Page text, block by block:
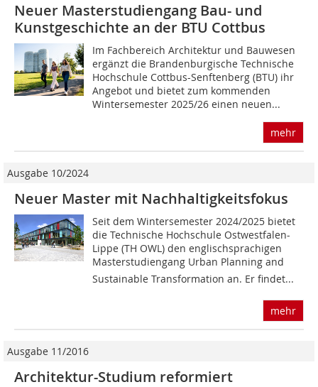
Neuer Masterstudiengang Bau- und
Kunstgeschichte an der BTU Cottbus
Im Fachbereich Architektur und Bauwesen
ergänzt die Brandenburgische Technische
Hochschule Cottbus-Senftenberg (BTU) ihr
Angebot und bietet zum kommenden
Wintersemester 2025/26 einen neuen...
mehr
Ausgabe 10/2024
Neuer Master mit Nachhaltigkeitsfokus
Seit dem Wintersemester 2024/2025 bietet
die Technische Hochschule Ostwestfalen-
Lippe (TH OWL) den englischsprachigen
Masterstudiengang Urban Planning and
Sustainable Transformation an. Er findet...
mehr
Ausgabe 11/2016
Architektur-Studium reformiert